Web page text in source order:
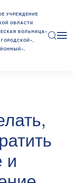
УЧРЕЖДЕНИЕ
ОБЛАСТИ
БОЛЬНИЦА»
и